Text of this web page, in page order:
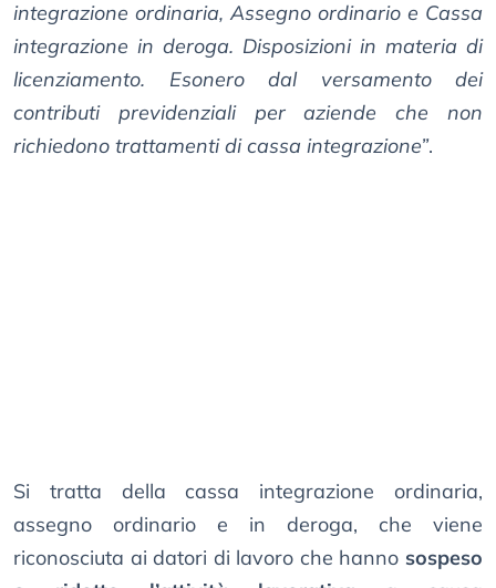
integrazione ordinaria, Assegno ordinario e Cassa
integrazione in deroga. Disposizioni in materia di
licenziamento. Esonero dal versamento dei
contributi previdenziali per aziende che non
richiedono trattamenti di cassa integrazione”.
Si tratta della cassa integrazione ordinaria,
assegno ordinario e in deroga, che viene
riconosciuta ai datori di lavoro che hanno sospeso